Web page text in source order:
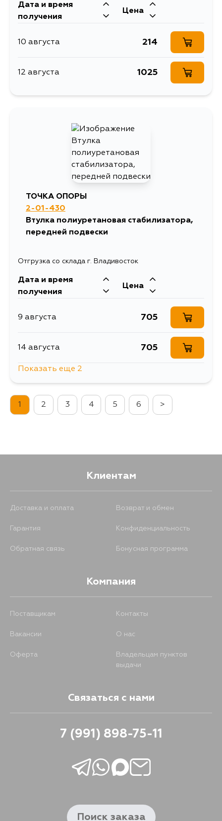
Дата и время
получения
Цена
10 августа 214
12 августа 1025
ТОЧКА ОПОРЫ
2-01-430
Втулка полиуретановая стабилизатора,
передней подвески
Отгрузка со склада г. Владивосток
Дата и время
получения
Цена
9 августа 705
14 августа 705
4 сентября
Показать еще 2
1 2 3 4 5 6 >
Клиентам
Доставка и оплата Возврат и обмен
Гарантия Конфиденциальность
Обратная связь Бонусная программа
Компания
Поставщикам Контакты
Вакансии О нас
Оферта
Владельцам пунктов
выдачи
Связаться с нами
7 (991) 898-75-11
Поиск заказа